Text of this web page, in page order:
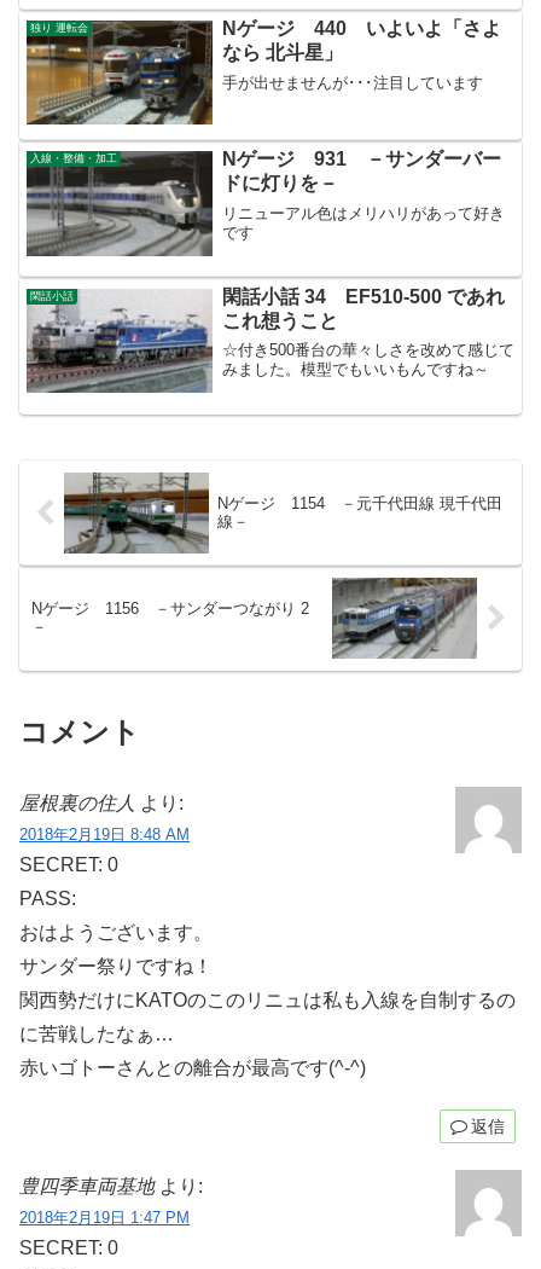
独り 運転会
Nゲージ 440 いよいよ「さよ
なら 北斗星」
手が出せませんが･･･注目しています
入線・整備・加工
Nゲージ 931 －サンダーバー
ドに灯りを－
リニューアル色はメリハリがあって好き
です
閑話小話
閑話小話 34 EF510-500 であれ
これ想うこと
☆付き500番台の華々しさを改めて感じて
みました。模型でもいいもんですね～
Nゲージ 1154 －元千代田線 現千代田
線－
Nゲージ 1156 －サンダーつながり 2
－
コメント
屋根裏の住人 より:
2018年2月19日 8:48 AM
SECRET: 0
PASS:
おはようございます。
サンダー祭りですね！
関西勢だけにKATOのこのリニュは私も入線を自制するの
に苦戦したなぁ…
赤いゴトーさんとの離合が最高です(^-^)
返信
豊四季車両基地 より:
2018年2月19日 1:47 PM
SECRET: 0